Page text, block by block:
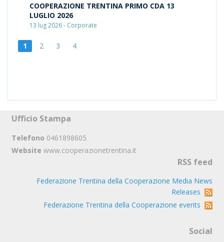
COOPERAZIONE TRENTINA PRIMO CDA 13
LUGLIO 2026
13 lug 2026 - Corporate
1 2 3 4
Ufficio Stampa
Telefono 0461898605
Website www.cooperazionetrentina.it
RSS feed
Federazione Trentina della Cooperazione Media News
Releases
Federazione Trentina della Cooperazione events
Social